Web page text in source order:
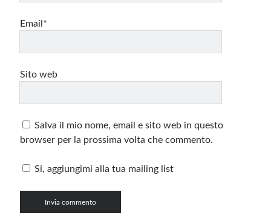
Email*
Sito web
Salva il mio nome, email e sito web in questo
browser per la prossima volta che commento.
Si, aggiungimi alla tua mailing list